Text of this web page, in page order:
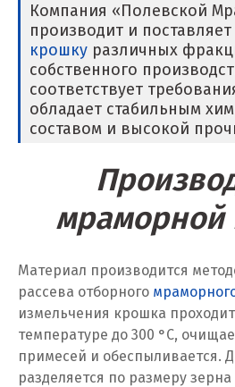
Серов
Серпухов
Сибай
Смоленск
Среднеуральск
Ставрополь
Ступино
Сургут
Компания «Полевской
производит и поставляет
крошку различных
собственного
соответствует
обладает стабильным
составом и высокой
мраморной
Материал производится
рассева отборного
измельчения крошка
температуре до 300 °C,
примесей и обеспыливается.
разделяется по размеру